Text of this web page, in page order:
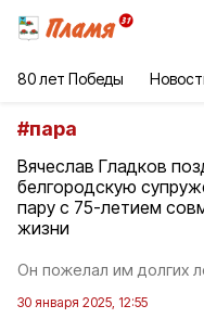
80 лет Победы
#пара
Вячеслав Гладков
белгородскую
пару с 75-летием
жизни
Он пожелал им долгих
30 января 2025, 12:55